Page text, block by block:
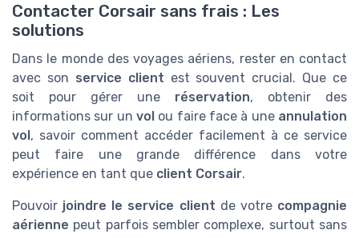
Contacter Corsair sans frais : Les
solutions
Dans le monde des voyages aériens, rester en contact
avec son service client est souvent crucial. Que ce
soit pour gérer une réservation, obtenir des
informations sur un vol ou faire face à une annulation
vol, savoir comment accéder facilement à ce service
peut faire une grande différence dans votre
expérience en tant que client Corsair.
Pouvoir joindre le service client de votre compagnie
aérienne peut parfois sembler complexe, surtout sans